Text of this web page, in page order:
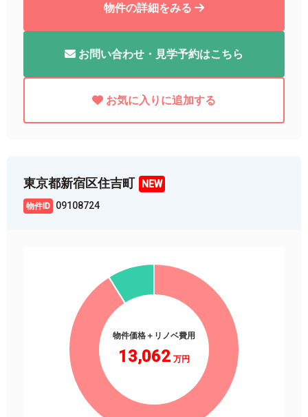
物件の詳細をみる
お問い合わせ・見学予約はこちら
お気に入りに追加する
東京都新宿区住吉町
09108724
物件価格＋リノベ費用
13,062